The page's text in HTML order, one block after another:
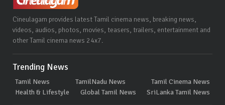
Cineulagam provides latest Tamil cinema news, breaking news,
videos, audios, photos, movies, teasers, trailers, entertainment and
other Tamil cinema news 24x7.
Trending News
Tamil News TamilNadu News
Tamil Cinema News
Health & Lifestyle
Global Tamil News SriLanka Tamil News